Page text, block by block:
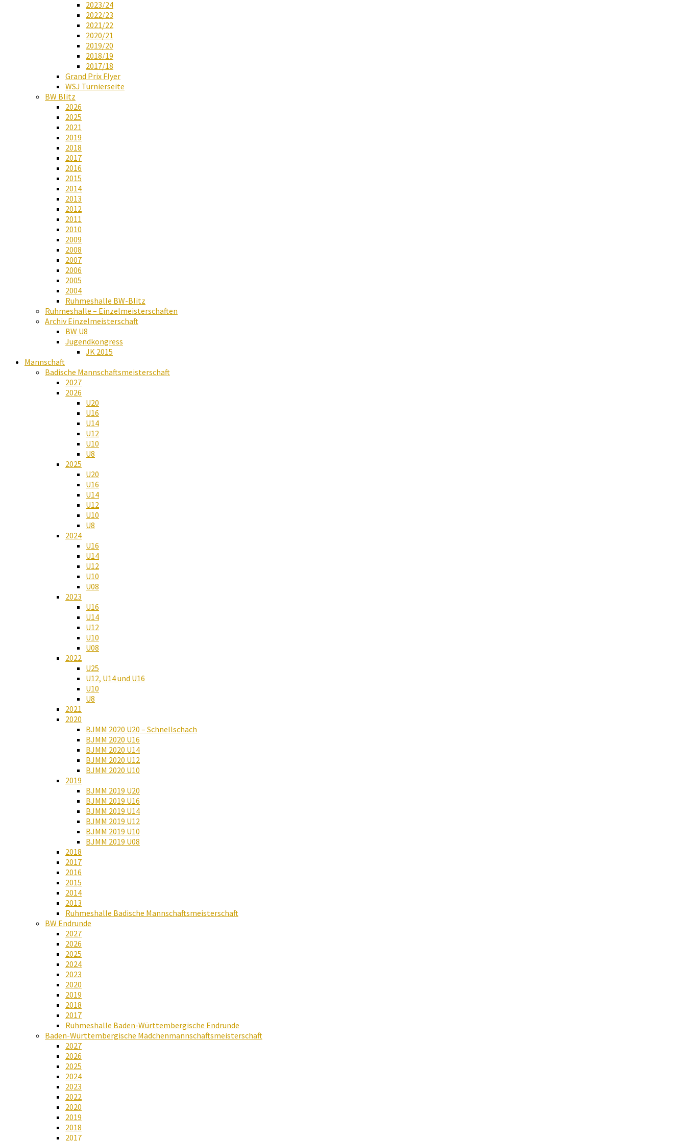
2023/24
2022/23
2021/22
2020/21
2019/20
2018/19
2017/18
Grand Prix Flyer
WSJ Turnierseite
BW Blitz
2026
2025
2021
2019
2018
2017
2016
2015
2014
2013
2012
2011
2010
2009
2008
2007
2006
2005
2004
Ruhmeshalle BW-Blitz
Ruhmeshalle – Einzelmeisterschaften
Archiv Einzelmeisterschaft
BW U8
Jugendkongress
JK 2015
Mannschaft
Badische Mannschaftsmeisterschaft
2027
2026
U20
U16
U14
U12
U10
U8
2025
U20
U16
U14
U12
U10
U8
2024
U16
U14
U12
U10
U08
2023
U16
U14
U12
U10
U08
2022
U25
U12, U14 und U16
U10
U8
2021
2020
BJMM 2020 U20 – Schnellschach
BJMM 2020 U16
BJMM 2020 U14
BJMM 2020 U12
BJMM 2020 U10
2019
BJMM 2019 U20
BJMM 2019 U16
BJMM 2019 U14
BJMM 2019 U12
BJMM 2019 U10
BJMM 2019 U08
2018
2017
2016
2015
2014
2013
Ruhmeshalle Badische Mannschaftsmeisterschaft
BW Endrunde
2027
2026
2025
2024
2023
2020
2019
2018
2017
Ruhmeshalle Baden-Württembergische Endrunde
Baden-Württembergische Mädchenmannschaftsmeisterschaft
2027
2026
2025
2024
2023
2022
2020
2019
2018
2017